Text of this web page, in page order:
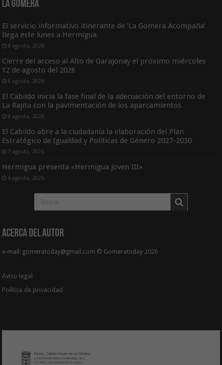
La Gomera
El servicio informativo itinerante de ‘La Gomera Acompaña’
llega este lunes a Hermigua
8 agosto, 2026
Cierre del acceso al Alto de Garajonay el próximo miércoles
12 de agosto del 2026
8 agosto, 2026
El Cabildo inicia la fase final de la adecuación del entorno de
La Rajita con la pavimentación de los aparcamientos
8 agosto, 2026
El Cabildo abre a la ciudadanía la elaboración del Plan
Estratégico de Igualdad y Políticas de Género 2027-2030
7 agosto, 2026
Hermigua presenta «Hermigua Joven III»
6 agosto, 2026
Acerca del Autor
e-mail: gomeratoday@gmail.com © Gomeratoday 2026
Aviso legal
Política de privacidad